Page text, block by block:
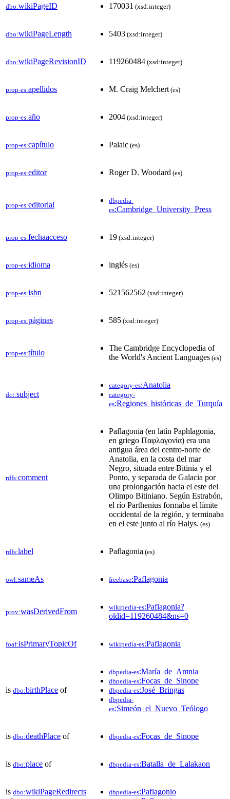
dbo:wikiPageID 170031 (xsd:integer)
dbo:wikiPageLength 5403 (xsd:integer)
dbo:wikiPageRevisionID 119260484 (xsd:integer)
prop-es:apellidos M. Craig Melchert (es)
prop-es:año 2004 (xsd:integer)
prop-es:capítulo Palaic (es)
prop-es:editor Roger D. Woodard (es)
prop-es:editorial
dbpedia-
es:Cambridge_University_Press
prop-es:fechaacceso 19 (xsd:integer)
prop-es:idioma inglés (es)
prop-es:isbn 521562562 (xsd:integer)
prop-es:páginas 585 (xsd:integer)
prop-es:título
The Cambridge Encyclopedia of
the World's Ancient Languages (es)
dct:subject
category-es:Anatolia
category-
es:Regiones_históricas_de_Turquía
rdfs:comment
Paflagonia (en latín Paphlagonia,
en griego Παφλαγονία) era una
antigua área del centro-norte de
Anatolia, en la costa del mar
Negro, situada entre Bitinia y el
Ponto, y separada de Galacia por
una prolongación hacia el este del
Olimpo Bitiniano. Según Estrabón,
el río Parthenius formaba el límite
occidental de la región, y terminaba
en el este junto al río Halys. (es)
rdfs:label Paflagonia (es)
owl:sameAs freebase:Paflagonia
prov:wasDerivedFrom wikipedia-es:Paflagonia?
oldid=119260484&ns=0
foaf:isPrimaryTopicOf wikipedia-es:Paflagonia
is dbo:birthPlace of
dbpedia-es:María_de_Amnia
dbpedia-es:Focas_de_Sinope
dbpedia-es:José_Bringas
dbpedia-
es:Simeón_el_Nuevo_Teólogo
is dbo:deathPlace of dbpedia-es:Focas_de_Sinope
is dbo:place of dbpedia-es:Batalla_de_Lalakaon
is dbo:wikiPageRedirects
dbpedia-es:Paflagonio